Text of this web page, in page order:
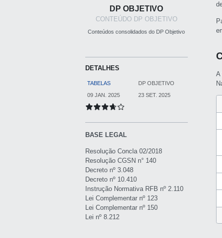
DP OBJETIVO
CONTEÚDO DP OBJETIVO
Conteúdos consolidados do DP Objetivo
BASE LEGAL
Resolução Concla 02/2018
Resolução CGSN n° 140
Decreto nº 3.048
Decreto nº 10.410
Instrução Normativa RFB nº 2.110
Lei Complementar nº 123
Lei Complementar nº 150
Lei nº 8.212
DETALHES
TABELAS
DP OBJETIVO
09 JAN. 2025
23 SET. 2025
A